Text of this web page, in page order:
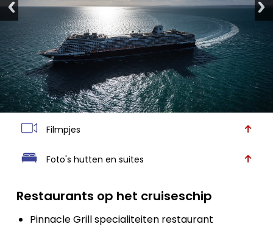
Filmpjes
Foto's hutten en suites
Restaurants op het cruiseschip
Pinnacle Grill specialiteiten restaurant